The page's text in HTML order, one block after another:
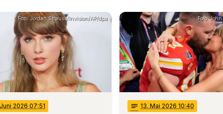
Foto: Jordan Strauss/Invision/AP/dpa
2026 07:51
Foto:
notes 13. Mai 2026 10:40